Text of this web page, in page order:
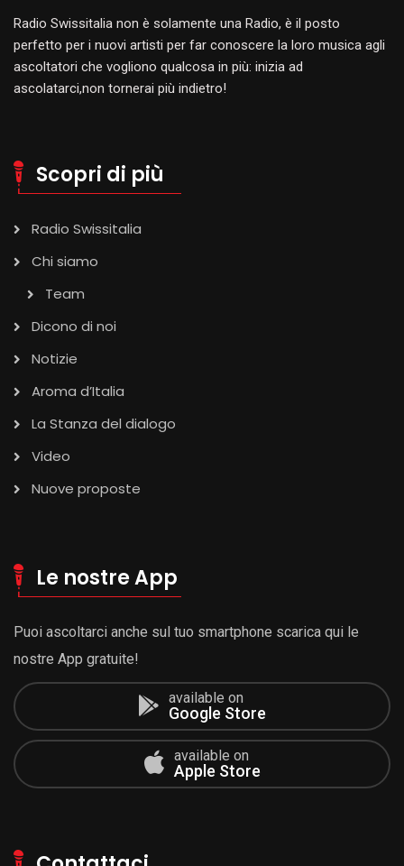
Radio Swissitalia non è solamente una Radio, è il posto
perfetto per i nuovi artisti per far conoscere la loro musica agli
ascoltatori che vogliono qualcosa in più: inizia ad
ascolatarci,non tornerai più indietro!
Scopri di più
Radio Swissitalia
Chi siamo
Team
Dicono di noi
Notizie
Aroma d’Italia
La Stanza del dialogo
Video
Nuove proposte
Le nostre App
Puoi ascoltarci anche sul tuo smartphone scarica qui le
nostre App gratuite!
available on
Google Store
available on
Apple Store